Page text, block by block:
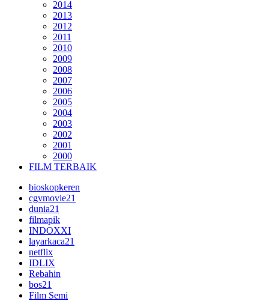
2014
2013
2012
2011
2010
2009
2008
2007
2006
2005
2004
2003
2002
2001
2000
FILM TERBAIK
bioskopkeren
cgvmovie21
dunia21
filmapik
INDOXXI
layarkaca21
netflix
IDLIX
Rebahin
bos21
Film Semi